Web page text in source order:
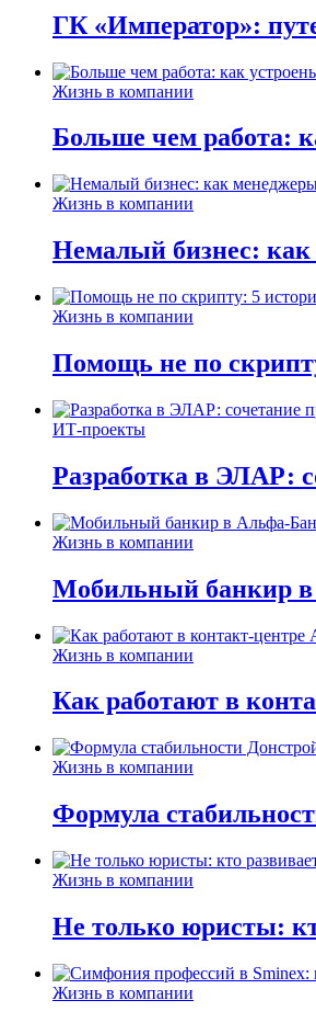
ГК «Император»:
Жизнь в компании
Больше чем работа:
Жизнь в компании
Немалый бизнес:
Жизнь в компании
Помощь не по
ИТ-проекты
Разработка в ЭЛАР:
Жизнь в компании
Мобильный банкир в
Жизнь в компании
Как работают в
Жизнь в компании
Формула
Жизнь в компании
Не только юристы:
Жизнь в компании